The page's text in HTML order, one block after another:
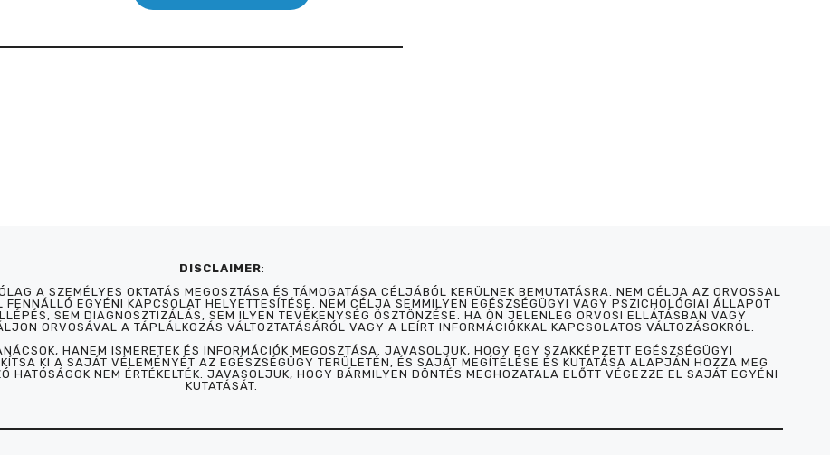
DISCLAIMER:
A SZEMÉLYES OKTATÁS MEGOSZTÁSA ÉS TÁMOGATÁSA CÉLJÁBÓL KERÜLNEK BEMUTATÁSRA. NEM CÉLJA AZ ORVOSSAL
EGYÉNI KAPCSOLAT HELYETTESÍTÉSE. NEM CÉLJA SEMMILYEN EGÉSZSÉGÜGYI VAGY PSZICHOLÓGIAI ÁLLAPOT
SEM DIAGNOSZTIZÁLÁS, SEM ILYEN TEVÉKENYSÉG ÖSZTÖNZÉSE. HA ÖN JELENLEG ORVOSI ELLÁTÁSBAN VAGY
ORVOSÁVAL A TÁPLÁLKOZÁS VÁLTOZTATÁSÁRÓL VAGY A LEÍRT INFORMÁCIÓKKAL KAPCSOLATOS VÁLTOZÁSOKRÓL.
HANEM ISMERETEK ÉS INFORMÁCIÓK MEGOSZTÁSA. JAVASOLJUK, HOGY EGY SZAKKÉPZETT EGÉSZSÉGÜGYI
KI A SAJÁT VÉLEMÉNYÉT AZ EGÉSZSÉGÜGY TERÜLETÉN, ÉS SAJÁT MEGÍTÉLÉSE ÉS KUTATÁSA ALAPJÁN HOZZA MEG
HATÓSÁGOK NEM ÉRTÉKELTÉK. JAVASOLJUK, HOGY BÁRMILYEN DÖNTÉS MEGHOZATALA ELŐTT VÉGEZZE EL SAJÁT EGYÉNI
KUTATÁSÁT.